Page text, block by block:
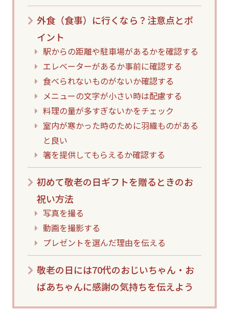
外食（食事）に行くなら？注意点とポ
イント
駅からの距離や駐車場があるかを確認する
エレベーターがあるか事前に確認する
食べられないものがないか確認する
メニューの文字が小さい時は配慮する
料理の量が多すぎないかをチェック
室内が寒かった時のために羽織ものがある
と良い
箸を提供してもらえるか確認する
初めて敬老の日ギフトを贈るときのお
祝い方法
写真を撮る
動画を撮影する
プレゼントを選んだ理由を伝える
敬老の日には70代のおじいちゃん・お
ばあちゃんに感謝の気持ちを伝えよう